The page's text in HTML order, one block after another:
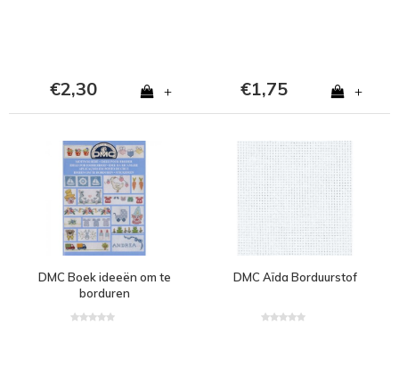
€2,30 + €1,75 +
DMC Boek ideeën om te
borduren
DMC Aïda Borduurstof